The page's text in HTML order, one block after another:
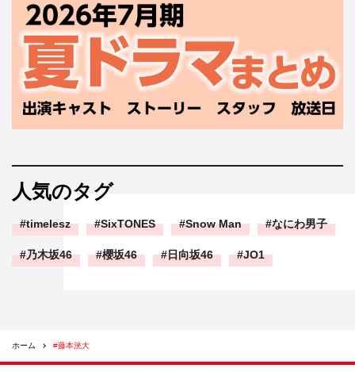
人気のタグ
timelesz SixTONES Snow Man なにわ男子
乃木坂46 櫻坂46 日向坂46 JO1
ホーム #藤本洸大